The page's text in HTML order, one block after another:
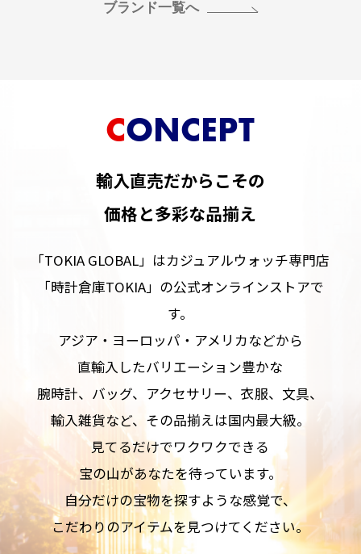
ブランド一覧へ
CONCEPT
輸入直売だからこその
価格と多彩な品揃え
「TOKIA GLOBAL」はカジュアルウォッチ専門店
「時計倉庫TOKIA」の公式オンラインストアで
す。
アジア・ヨーロッパ・アメリカなどから
直輸入したバリエーション豊かな
腕時計、バッグ、アクセサリー、衣服、文具、
輸入雑貨など、その品揃えは国内最大級。
見てるだけでワクワクできる
宝の山があなたを待っています。
自分だけの宝物を探すような感覚で、
こだわりのアイテムを見つけてください。